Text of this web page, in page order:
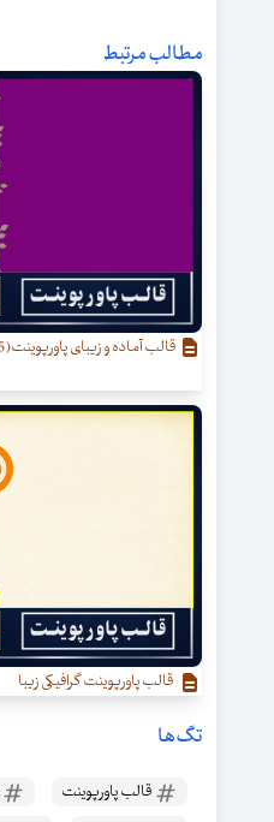
مطالب مرتبط
قالب آماده و زیبای پاورپوینت(15)
قالب پاورپوینت گرافیکی زیبا
تگ‌ها
قالب پاورپوینت